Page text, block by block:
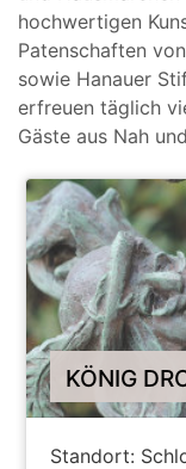
hochwertigen
Patenschaften
sowie Hanauer
erfreuen täglich
Gäste aus Nah
KÖNIG
Standort: